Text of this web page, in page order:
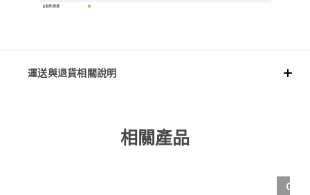
運送與退貨相關說明
相關產品
OUT